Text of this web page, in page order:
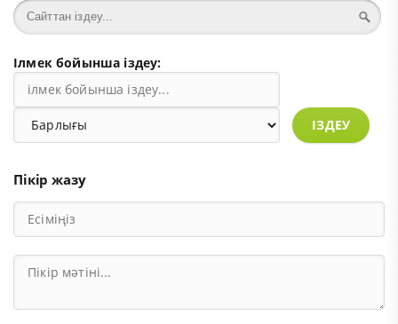
Ілмек бойынша іздеу:
ІЗДЕУ
Пікір жазу